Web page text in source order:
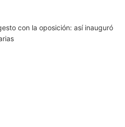
con la oposición: así inauguró